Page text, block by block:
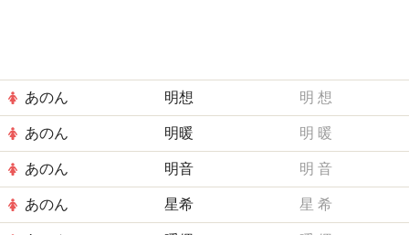
あのん 明想 明 想
あのん 明暖 明 暖
あのん 明音 明 音
あのん 星希 星 希